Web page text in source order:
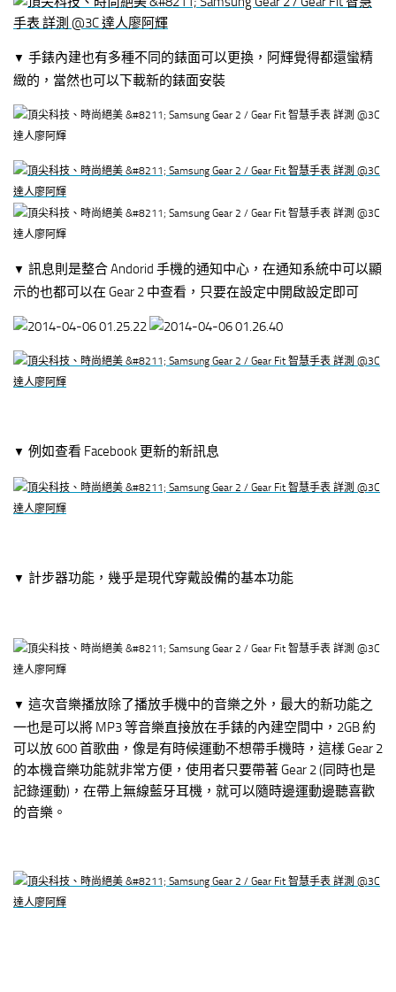
▼ 手錶內建也有多種不同的錶面可以更換，阿輝覺得都還蠻精
緻的，當然也可以下載新的錶面安裝
▼ 訊息則是整合 Andorid 手機的通知中心，在通知系統中可以顯
示的也都可以在 Gear 2 中查看，只要在設定中開啟設定即可
▼ 例如查看 Facebook 更新的新訊息
▼ 計步器功能，幾乎是現代穿戴設備的基本功能
▼ 這次音樂播放除了播放手機中的音樂之外，最大的新功能之
一也是可以將 MP3 等音樂直接放在手錶的內建空間中，2GB 約
可以放 600 首歌曲，像是有時候運動不想帶手機時，這樣 Gear 2
的本機音樂功能就非常方便，使用者只要帶著 Gear 2 (同時也是
記錄運動)，在帶上無線藍牙耳機，就可以隨時邊運動邊聽喜歡
的音樂。